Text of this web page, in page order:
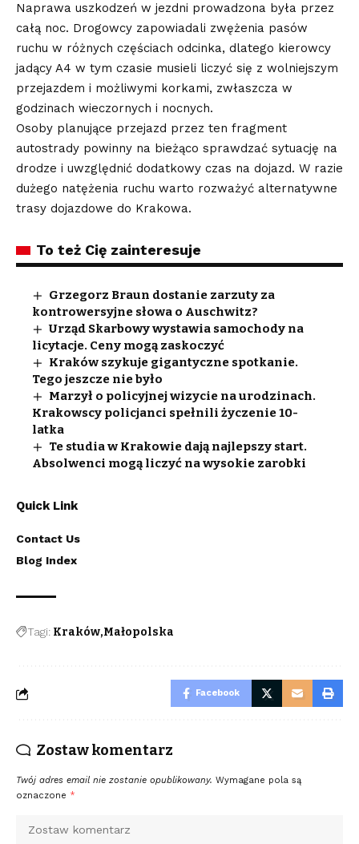
Naprawa uszkodzeń w jezdni prowadzona była przez
całą noc. Drogowcy zapowiadali zwężenia pasów
ruchu w różnych częściach odcinka, dlatego kierowcy
jadący A4 w tym czasie musieli liczyć się z wolniejszym
przejazdem i możliwymi korkami, zwłaszcza w
godzinach wieczornych i nocnych.
Osoby planujące przejazd przez ten fragment
autostrady powinny na bieżąco sprawdzać sytuację na
drodze i uwzględnić dodatkowy czas na dojazd. W razie
dużego natężenia ruchu warto rozważyć alternatywne
trasy dojazdowe do Krakowa.
To też Cię zainteresuje
Grzegorz Braun dostanie zarzuty za
kontrowersyjne słowa o Auschwitz?
Urząd Skarbowy wystawia samochody na
licytacje. Ceny mogą zaskoczyć
Kraków szykuje gigantyczne spotkanie.
Tego jeszcze nie było
Marzył o policyjnej wizycie na urodzinach.
Krakowscy policjanci spełnili życzenie 10-
latka
Te studia w Krakowie dają najlepszy start.
Absolwenci mogą liczyć na wysokie zarobki
Quick Link
Contact Us
Blog Index
Tagi: Kraków Małopolska
Facebook
Zostaw komentarz
Twój adres email nie zostanie opublikowany. Wymagane pola są
oznaczone *